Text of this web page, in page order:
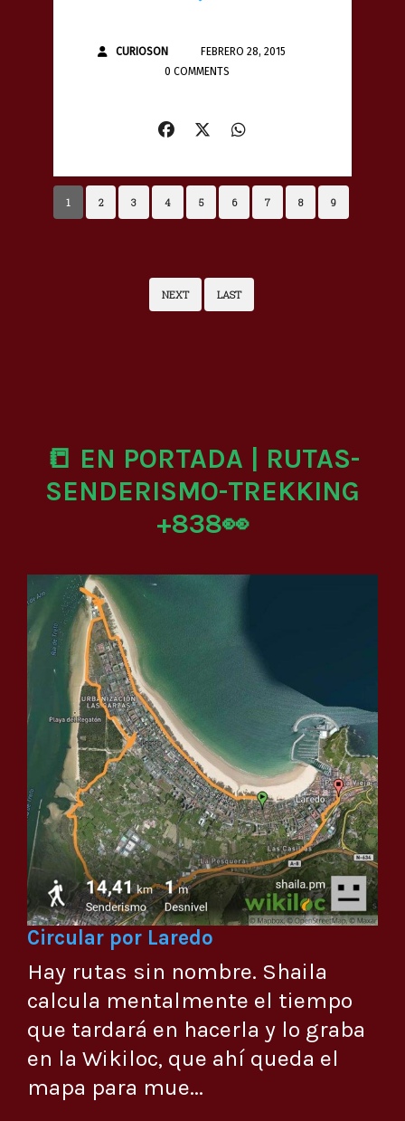
CURIOSON
FEBRERO 28, 2015
0 COMMENTS
1 2 3 4 5 6 7 8 9
NEXT LAST
📒 EN PORTADA | RUTAS-
SENDERISMO-TREKKING
+838👀
Circular por Laredo
Hay rutas sin nombre. Shaila
calcula mentalmente el tiempo
que tardará en hacerla y lo graba
en la Wikiloc, que ahí queda el
mapa para mue...